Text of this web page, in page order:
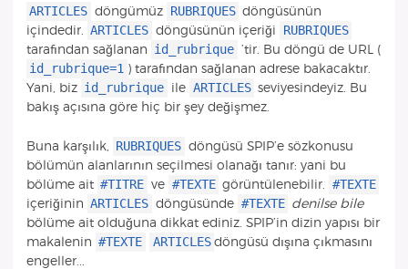
ARTICLES döngümüz RUBRIQUES döngüsünün
içindedir. ARTICLES döngüsünün içeriği RUBRIQUES
tarafından sağlanan id_rubrique ’tir. Bu döngü de URL (
id_rubrique=1 ) tarafından sağlanan adrese bakacaktır.
Yani, biz id_rubrique ile ARTICLES seviyesindeyiz. Bu
bakış açısına göre hiç bir şey değişmez.
Buna karşılık, RUBRIQUES döngüsü SPIP’e sözkonusu
bölümün alanlarının seçilmesi olanağı tanır: yani bu
bölüme ait #TITRE ve #TEXTE görüntülenebilir. #TEXTE
içeriğinin ARTICLES döngüsünde #TEXTE denilse bile
bölüme ait olduğuna dikkat ediniz. SPIP’in dizin yapısı bir
makalenin #TEXTE ARTICLES döngüsü dışına çıkmasını
engeller...